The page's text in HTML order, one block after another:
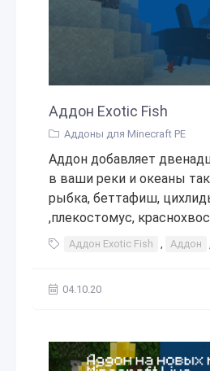
Аддон Exotic Fish
Аддоны для Minecraft PE
Аддон добавляет
в ваши реки и океаны
рыбка, беттафиш,
,плекостомус,
Аддон Exotic Fish , Аддон ,
04.10.20